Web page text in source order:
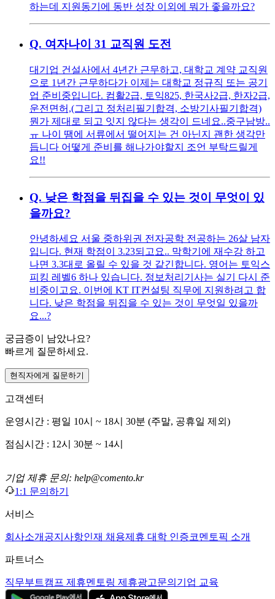
하는데 지원동기에 동반 성장 이외에 뭐가 좋을까요?
Q. 여자나이 31 교직원 도전
대기업 건설사에서 4년간 근무하고, 대학교 계약 교직원
으로 1년간 근무하다가 이제는 대학교 정규직 또는 공기
업 준비중입니다. 컴활2급, 토익825, 한국사2급, 한자2급,
운전면허,(그리고 정처리필기합격, 소방기사필기합격)
뭔가 제대로 되고 잇지 않다는 생각이 드네요..중구남방..
ㅠ 나이 땜에 서류에서 떨어지는 건 아닌지 괜한 생각만
듭니다 어떻게 준비를 해나가야할지 조언 부탁드릴게
요!!
Q. 낮은 학점을 뒤집을 수 있는 것이 무엇이 있
을까요?
안녕하세요 서울 중하위권 전자공학 전공하는 26살 남자
입니다. 현재 학점이 3.23되고요.. 막학기에 재수강 하고
나면 3.3대로 올릴 수 있을 것 같긴합니다. 영어는 토익스
피킹 레벨6 하나 있습니다. 정보처리기사는 실기 다시 준
비중이고요. 이번에 KT IT컨설팅 직무에 지원하려고 합
니다. 낮은 학점을 뒤집을 수 있는 것이 무엇일 있을까
요...?
궁금증이 남았나요?
빠르게 질문하세요.
현직자에게 질문하기
고객센터
운영시간 : 평일 10시 ~ 18시 30분 (주말, 공휴일 제외)
점심시간 : 12시 30분 ~ 14시
기업 제휴 문의: help@comento.kr
1:1 문의하기
서비스
회사소개 공지사항인재 채용제휴 대학 인증코멘토픽 소개
파트너스
직무부트캠프 제휴멘토링 제휴광고문의 기업 교육